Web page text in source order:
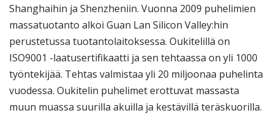
Shanghaihin ja Shenzheniin. Vuonna 2009 puhelimien
massatuotanto alkoi Guan Lan Silicon Valley:hin
perustetussa tuotantolaitoksessa. Oukitelillä on
ISO9001 -laatusertifikaatti ja sen tehtaassa on yli 1000
työntekijää. Tehtas valmistaa yli 20 miljoonaa puhelinta
vuodessa. Oukitelin puhelimet erottuvat massasta
muun muassa suurilla akuilla ja kestävillä teräskuorilla.